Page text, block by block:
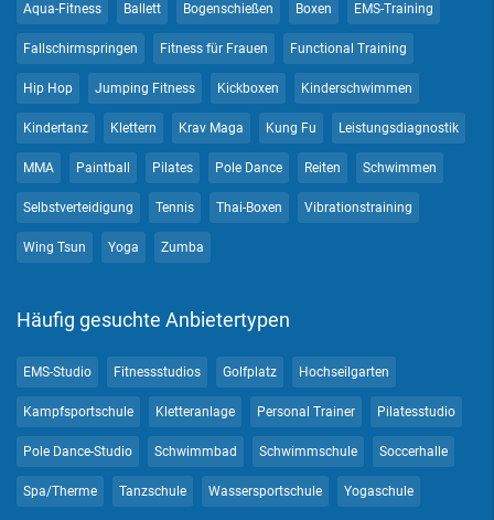
Aqua-Fitness Ballett Bogenschießen Boxen EMS-Training
Fallschirmspringen Fitness für Frauen Functional Training
Hip Hop Jumping Fitness Kickboxen Kinderschwimmen
Kindertanz Klettern Krav Maga Kung Fu Leistungsdiagnostik
MMA Paintball Pilates Pole Dance Reiten Schwimmen
Selbstverteidigung Tennis Thai-Boxen Vibrationstraining
Wing Tsun Yoga Zumba
Häufig gesuchte Anbietertypen
EMS-Studio Fitnessstudios Golfplatz Hochseilgarten
Kampfsportschule Kletteranlage Personal Trainer Pilatesstudio
Pole Dance-Studio Schwimmbad Schwimmschule Soccerhalle
Spa/Therme Tanzschule Wassersportschule Yogaschule